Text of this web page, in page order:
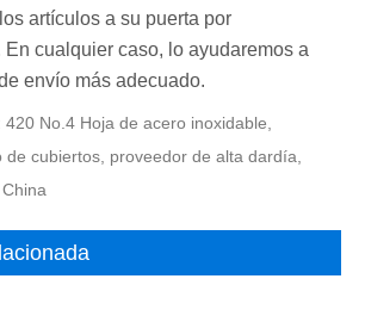
artículos a su puerta por
En cualquier caso, lo ayudaremos a
envío más adecuado.
420 No.4 Hoja de acero inoxidable,
de cubiertos, proveedor de alta dardía,